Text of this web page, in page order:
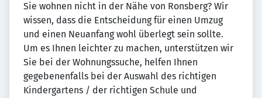
Sie wohnen nicht in der Nähe von Ronsberg? Wir
wissen, dass die Entscheidung für einen Umzug
und einen Neuanfang wohl überlegt sein sollte.
Um es Ihnen leichter zu machen, unterstützen wir
Sie bei der Wohnungssuche, helfen Ihnen
gegebenenfalls bei der Auswahl des richtigen
Kindergartens / der richtigen Schule und